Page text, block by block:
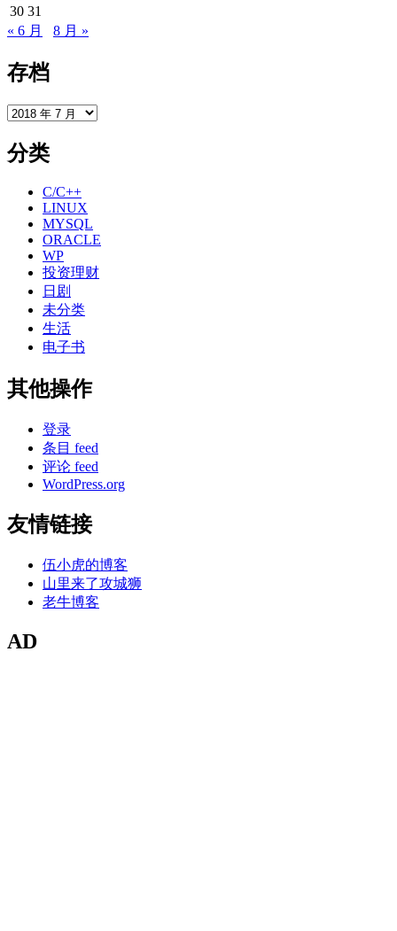
30 31
« 6 月
8 月 »
存档
存
分类
C/C++
LINUX
MYSQL
ORACLE
WP
投资理财
日剧
未分类
生活
电子书
其他操作
登录
条目 feed
评论 feed
WordPress.org
友情链接
伍小虎的博客
山里来了攻城狮
老牛博客
AD